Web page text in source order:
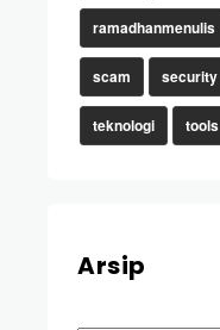
ramadhanmenulis
scam security
teknologi tools
Arsip